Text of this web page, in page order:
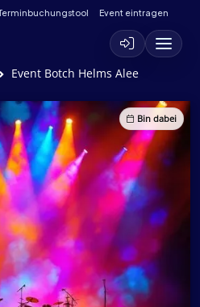
Event eintragen
Event Botch Helms Alee
Bin dabei